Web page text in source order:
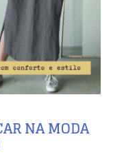
NA MODA